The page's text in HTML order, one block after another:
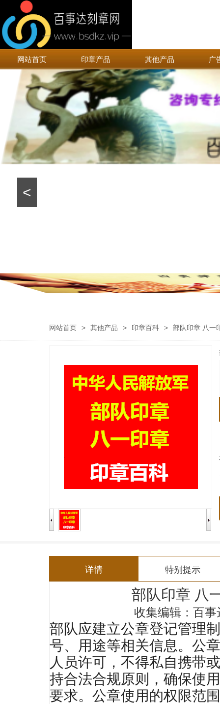
网站首页 印章产品 其他产品 广
<
网站首页 > 其他产品 > 印章百科 > 部队印章 八一
详情 特别提示
部队印章 八
收集编辑：百
部队应建立公章登记管理
号、用途等相关信息。公
人员许可，不得私自携带
持合法合规原则，确保使
要求。公章使用的权限范